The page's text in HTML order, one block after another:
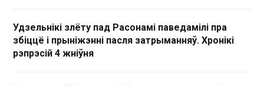
Удзельнікі злёту пад Расонамі паведамілі пра
збіццё і прыніжэнні пасля затрыманняў. Хронікі
рэпрэсій 4 жніўня